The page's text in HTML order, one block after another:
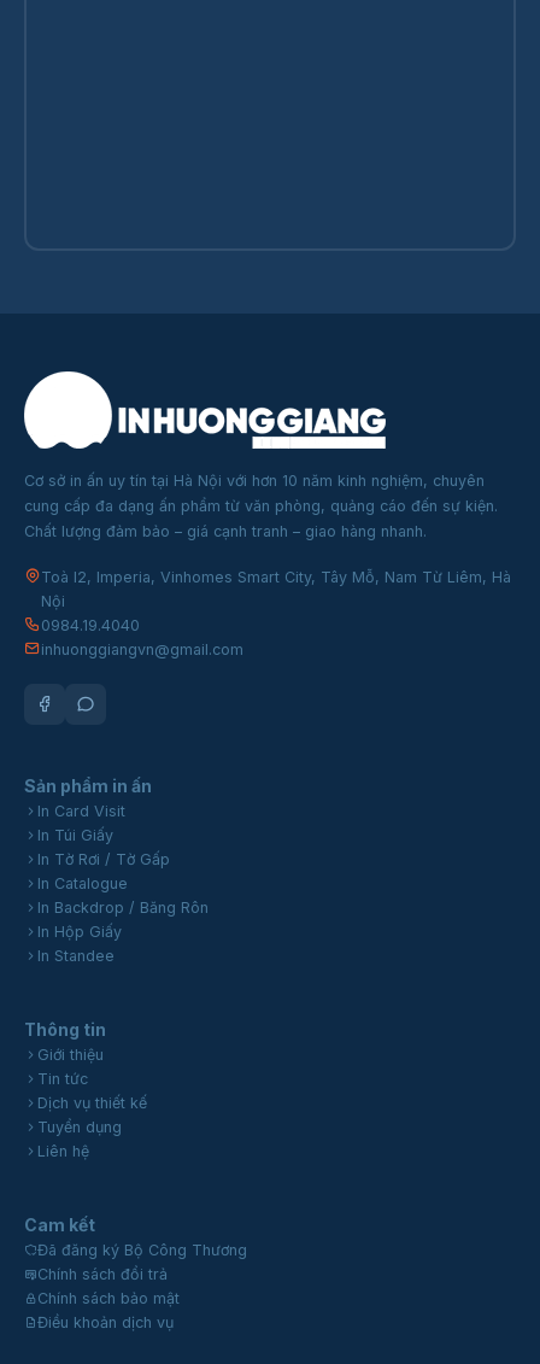
Cơ sở in ấn uy tín tại Hà Nội với hơn 10 năm kinh nghiệm, chuyên
cung cấp đa dạng ấn phẩm từ văn phòng, quảng cáo đến sự kiện.
Chất lượng đảm bảo – giá cạnh tranh – giao hàng nhanh.
Toà I2, Imperia, Vinhomes Smart City, Tây Mỗ, Nam Từ Liêm, Hà
Nội
0984.19.4040
inhuonggiangvn@gmail.com
Sản phẩm in ấn
In Card Visit
In Túi Giấy
In Tờ Rơi / Tờ Gấp
In Catalogue
In Backdrop / Băng Rôn
In Hộp Giấy
In Standee
Thông tin
Giới thiệu
Tin tức
Dịch vụ thiết kế
Tuyển dụng
Liên hệ
Cam kết
Đã đăng ký Bộ Công Thương
Chính sách đổi trả
Chính sách bảo mật
Điều khoản dịch vụ